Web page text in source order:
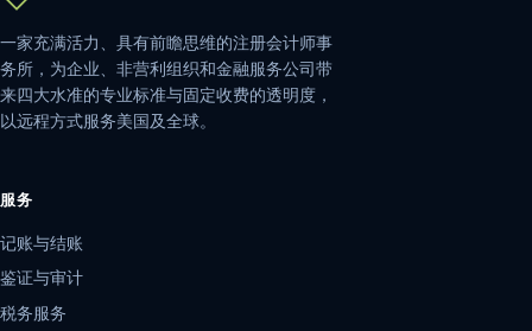
一家充满活力、具有前瞻思维的注册会计师事
务所，为企业、非营利组织和金融服务公司带
来四大水准的专业标准与固定收费的透明度，
以远程方式服务美国及全球。
服务
记账与结账
鉴证与审计
税务服务